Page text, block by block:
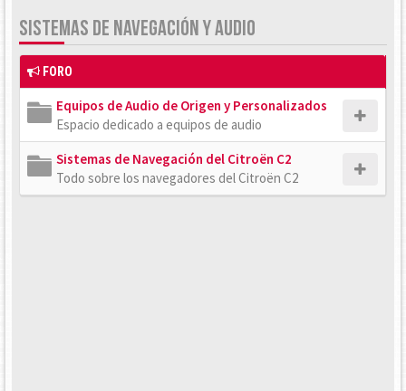
SISTEMAS DE NAVEGACIÓN Y AUDIO
FORO
Equipos de Audio de Origen y Personalizados
Espacio dedicado a equipos de audio
Sistemas de Navegación del Citroën C2
Todo sobre los navegadores del Citroën C2